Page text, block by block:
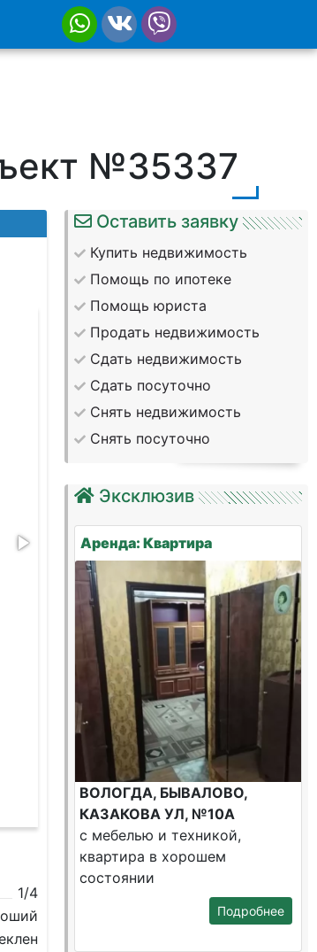
№35337
1/4
Оставить заявку
Купить недвижимость
Помощь по ипотеке
Помощь юриста
Продать недвижимость
Сдать недвижимость
Сдать посуточно
Снять недвижимость
Снять посуточно
Эксклюзив
Аренда: Квартира
ВОЛОГДА, БЫВАЛОВО,
КАЗАКОВА УЛ, №10А
с мебелью и техникой,
квартира в хорошем
состоянии
Подробнее